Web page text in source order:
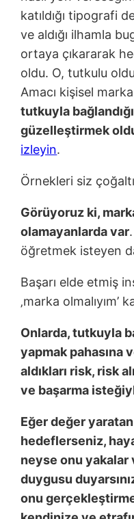
katıldığı tipografi
ve aldığı ilhamla
ortaya çıkararak
oldu. O, tutkulu
Amacı kişisel
tutkuyla bağlandığ
güzelleştirmek
izleyin.
Örnekleri siz
Görüyoruz ki,
olamayanlarda var
öğretmek isteyen
Başarı elde etmiş
‚marka olmalıyım’
Onlarda, tutkuyla
yapmak pahasına
aldıkları risk, risk
ve başarma isteğ
Eğer değer
hedeflerseniz,
neyse onu yakalar
duygusu
onu